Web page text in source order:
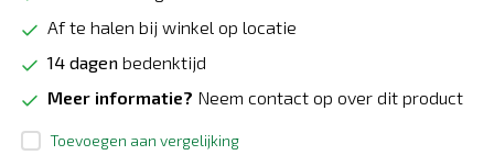
Af te halen bij winkel op locatie
14 dagen bedenktijd
Meer informatie? Neem contact op over dit product
Toevoegen aan vergelijking